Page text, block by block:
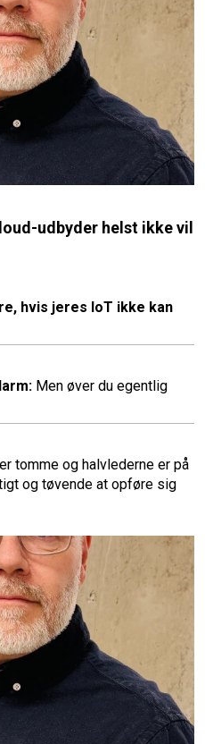
udbyder helst ikke vil
hvis jeres IoT ikke kan
Men øver du egentlig
tomme og halvlederne er på
og tøvende at opføre sig